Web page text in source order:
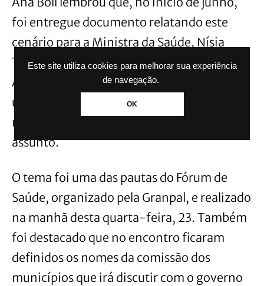
Este site utiliza cookies para melhorar sua experiência
de navegação.
OK
foi entregue documento relatando este
cenário para a Ministra da Saúde, Nísia
Trindade, quando ele esteve em Porto
Alegre, e com a promessa de que haveria
uma mudança de rota. “Porém, até o
momento, não houve nenhum avanço no
assunto.
O tema foi uma das pautas do Fórum de
Saúde, organizado pela Granpal, e realizado
na manhã desta quarta-feira, 23. Também
foi destacado que no encontro ficaram
definidos os nomes da comissão dos
municípios que irá discutir com o governo